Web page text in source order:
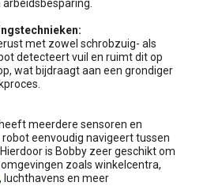
met zowel schrobzuig- als
detecteert vuil en ruimt dit op
wat bijdraagt aan een grondiger
meerdere sensoren en
eenvoudig navigeert tussen
is Bobby zeer geschikt om
zoals winkelcentra,
, luchthavens en meer